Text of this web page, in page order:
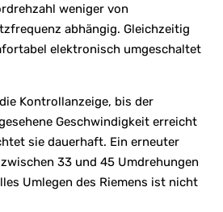
weniger von
abhängig. Gleichzeitig
elektronisch umgeschaltet
Kontrollanzeige, bis der
Geschwindigkeit erreicht
sie dauerhaft. Ein erneuter
33 und 45 Umdrehungen
Umlegen des Riemens ist nicht